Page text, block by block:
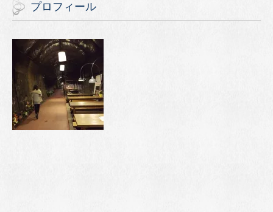
プロフィール